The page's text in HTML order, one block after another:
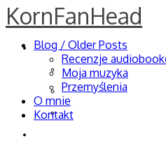
KornFanHead
Blog / Older Posts
Recenzje
Moja muzyka
Przemyślenia
Blog / Older Posts
Recenzje
Moja muzyka
Przemyślenia
O mnie
Kontakt